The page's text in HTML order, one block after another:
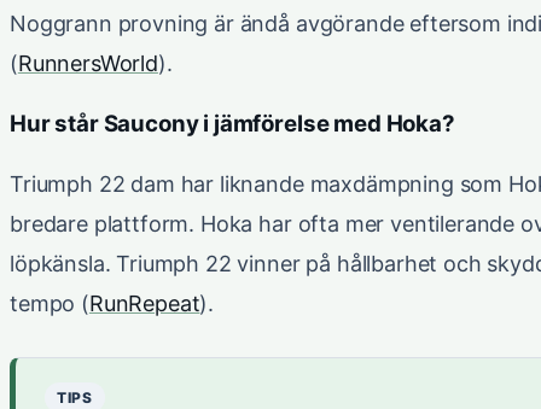
Noggrann provning är ändå avgörande eftersom
(RunnersWorld).
Hur står Saucony i jämförelse med Hoka?
Triumph 22 dam har liknande maxdämpning som
bredare plattform. Hoka har ofta mer ventilerande
löpkänsla. Triumph 22 vinner på hållbarhet och
tempo (RunRepeat).
TIPS